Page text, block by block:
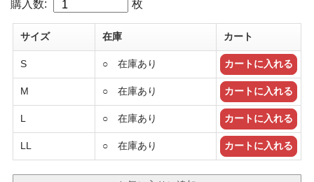
購入数: 枚
サイズ 在庫 カート
S ○ 在庫あり
M ○ 在庫あり
L ○ 在庫あり
LL ○ 在庫あり